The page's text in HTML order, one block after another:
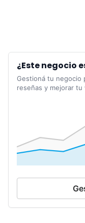
¿Este negocio
Gestioná tu negocio
reseñas y mejorar